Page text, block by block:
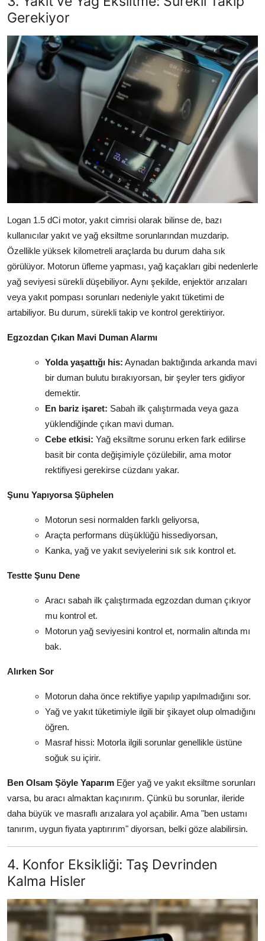
Gerekiyor
Logan 1.5 dCi motor, yakıt cimrisi olarak bilinse de, bazı
kullanıcılar yakıt ve yağ eksiltme sorunlarından muzdarip.
Özellikle yüksek kilometreli araçlarda bu durum daha sık
görülüyor. Motorun üfleme yapması, yağ kaçakları gibi nedenlerle
yağ seviyesi sürekli düşebiliyor. Aynı şekilde, enjektör arızaları
veya yakıt pompası sorunları nedeniyle yakıt tüketimi de
artabiliyor. Bu durum, sürekli takip ve kontrol gerektiriyor.
Egzozdan Çıkan Mavi Duman Alarmı
Yolda yaşattığı his: Aynadan baktığında arkanda mavi
bir duman bulutu bırakıyorsan, bir şeyler ters gidiyor
demektir.
En bariz işaret: Sabah ilk çalıştırmada veya gaza
yüklendiğinde çıkan mavi duman.
Cebe etkisi: Yağ eksiltme sorunu erken fark edilirse
basit bir conta değişimiyle çözülebilir, ama motor
rektifiyesi gerekirse cüzdanı yakar.
Şunu Yapıyorsa Şüphelen
Motorun sesi normalden farklı geliyorsa,
Araçta performans düşüklüğü hissediyorsan,
Kanka, yağ ve yakıt seviyelerini sık sık kontrol et.
Testte Şunu Dene
Aracı sabah ilk çalıştırmada egzozdan duman çıkıyor
mu kontrol et.
Motorun yağ seviyesini kontrol et, normalin altında mı
bak.
Alırken Sor
Motorun daha önce rektifiye yapılıp yapılmadığını sor.
Yağ ve yakıt tüketimiyle ilgili bir şikayet olup olmadığını
öğren.
Masraf hissi: Motorla ilgili sorunlar genellikle üstüne
soğuk su içirir.
Ben Olsam Şöyle Yaparım Eğer yağ ve yakıt eksiltme sorunları
varsa, bu aracı almaktan kaçınırım. Çünkü bu sorunlar, ileride
daha büyük ve masraflı arızalara yol açabilir. Ama "ben ustamı
tanırım, uygun fiyata yaptırırım" diyorsan, belki göze alabilirsin.
4. Konfor Eksikliği: Taş Devrinden
Kalma Hisler